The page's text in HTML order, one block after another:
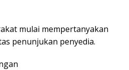
mulai mempertanyakan
penunjukan penyedia.